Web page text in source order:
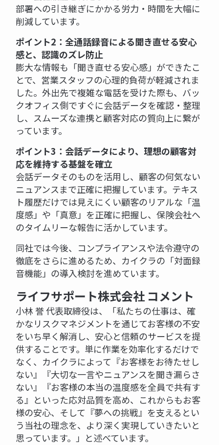
部署への引き継ぎにかかる労力・時間を大幅に
削減しています。
ポイント2：全通話録音による聞き直せる安心
感と、認識のズレ防止
膨大な情報も「聞き直せる安心感」ができたこ
とで、営業スタッフの心理的負荷が軽減されま
した。外出先で複雑な電話を受けた際も、バッ
クオフィス側ですぐに会話データを確認・整理
し、スムーズな連携と顧客対応の質向上に繋が
っています。
ポイント3：会話データにより、理想の顧客対
応を維持する基盤を確立
会話データそのものを活用し、顧客の何気ない
ニュアンスまで正確に把握しています。テキス
ト履歴だけでは見えにくい顧客のリアルな「温
度感」や「真意」を正確に把握し、保険会社へ
のタイムリーな報告に活かしています。
同社では今後、コンプライアンスや法令遵守の
徹底をさらに進めるため、カイクラの「対面録
音機能」の導入検討を進めています。
ライフサポート株式会社 コメント
小林 誉 代表取締役は、「私たちの仕事は、確
かなリスクマネジメントを通じてお客様の不安
をいち早く解消し、安心と信頼のサービスを提
供することです。単に作業を効率化するだけで
なく、カイクラによって『お客様をお待たせし
ない』『大切な一言やニュアンスを聞き漏らさ
ない』『お客様の本当の温度感を全員で共有す
る』といった応対品質を高め、これからもお客
様の安心、そして『夢への挑戦』を支えるとい
う当社の理念を、より深く実現していきたいと
思っています。」と述べています。